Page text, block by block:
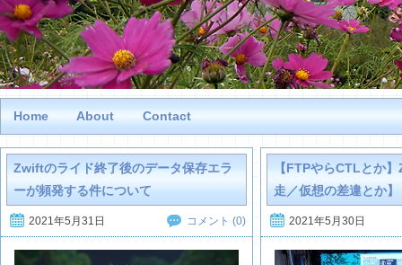
Home About Contact
Zwiftのライド終了後のデータ保存エラ
ーが頻発する件について
2021年5月31日 コメント (0)
【FTPやらCTLとか
走／仮想の差違とか】
2021年5月30日